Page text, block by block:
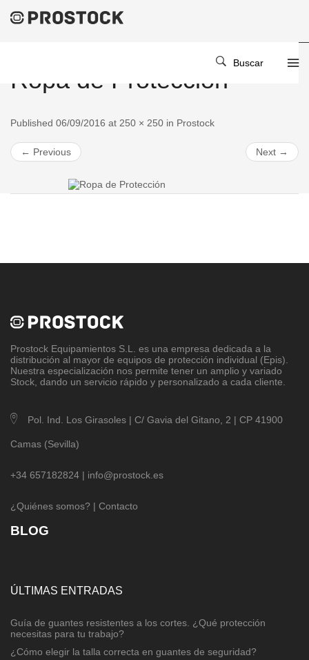
Buscar
Ropa de Protección
Published 06/09/2016 at 250 × 250 in Prostock
← Previous Next →
Prostock Equipamientos S.L
. es una empresa dedicada a la
distribución al mayor de equipos de protección individual (Epis).
Nuestra especialización nos permite tener un amplio y variado
Stock, dando un servicio rápido y personalizado a cada cliente.
Pol. Ind. Los Girasoles | C/ Gavia del Gitano, 2 | CP 41900
Camas (Sevilla)
+34 657182824 | info@prostock.es
¿Quiénes somos? | Contacto
BLOG
ÚLTIMAS ENTRADAS
Guía de guantes resistentes a los cortes. ¿Qué protección
necesitas para tu trabajo?
¿Cómo elegir la talla correcta en guantes de seguridad?